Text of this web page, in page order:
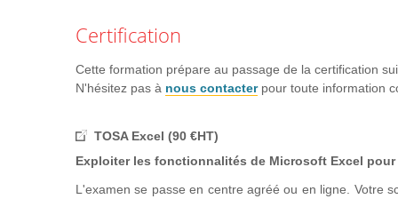
LES FONCTIONS D'EXCEL
LA GESTION DE DONNÉES
Certification
Cette formation prépare au passage de la certification
N'hésitez pas à nous contacterpour toute information
TOSA Excel (90 €HT)
Exploiter les fonctionnalités de Microsoft Excel
L'examen se passe en centre agréé ou en ligne. Votre